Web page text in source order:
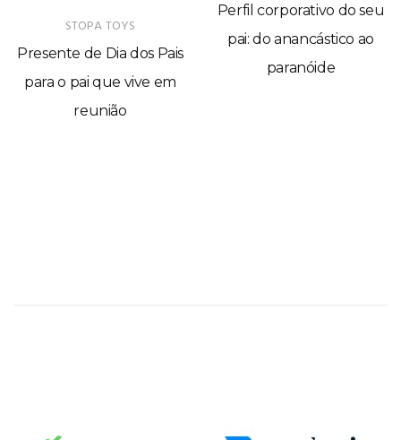
STOPA TOYS
Presente de Dia dos Pais
para o pai que vive em
reunião
Perfil corporativo do seu
pai: do anancástico ao
paranóide